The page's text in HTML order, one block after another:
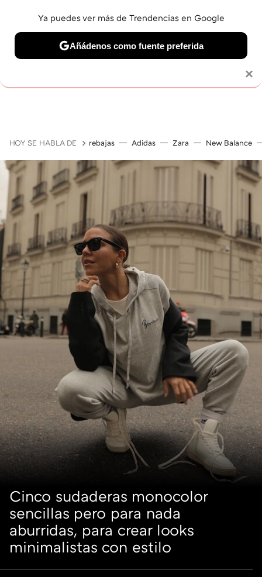
OFERTAS EN
HOY SE HABLA DE rebajas Adidas Zara New Balance
Cinco sudaderas monocolor
sencillas pero para nada
aburridas, para crear looks
minimalistas con estilo
×
Ya puedes ver más de Trendencias en Google
Añádenos como fuente preferida